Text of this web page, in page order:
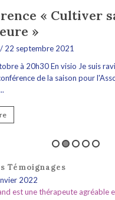
« Cultiver
»
/ 22 septembre 2021
à 20h30 En visio Je suis
de la saison pour
Témoignages
2022
est une thérapeute agréable